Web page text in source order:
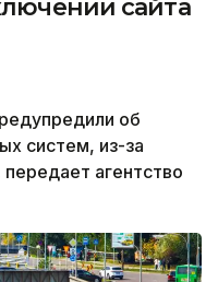
сайта
об
систем, из-за
агентство